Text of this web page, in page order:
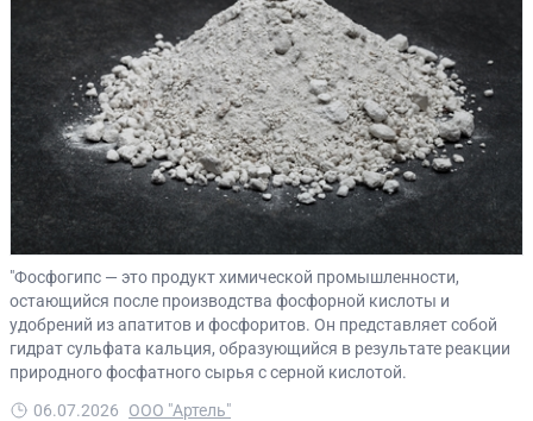
"Фосфогипс — это продукт химической промышленности,
остающийся после производства фосфорной кислоты и
удобрений из апатитов и фосфоритов. Он представляет собой
гидрат сульфата кальция, образующийся в результате реакции
природного фосфатного сырья с серной кислотой.
06.07.2026
ООО "Артель"